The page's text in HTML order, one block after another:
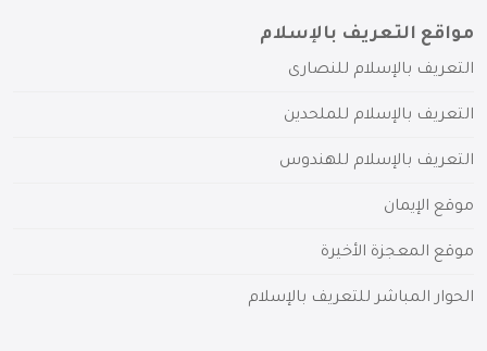
مواقع التعريف بالإسلام
التعريف بالإسلام للنصارى
التعريف بالإسلام للملحدين
التعريف بالإسلام للهندوس
موقع الإيمان
موقع المعجزة الأخيرة
الحوار المباشر للتعريف بالإسلام